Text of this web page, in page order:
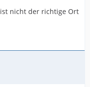
nicht der richtige Ort